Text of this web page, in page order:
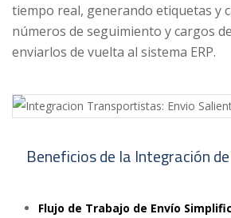
tiempo real, generando etiquetas y
números de seguimiento y cargos
enviarlos de vuelta al sistema ERP.
Beneficios de la Integración
Flujo de Trabajo de Envío